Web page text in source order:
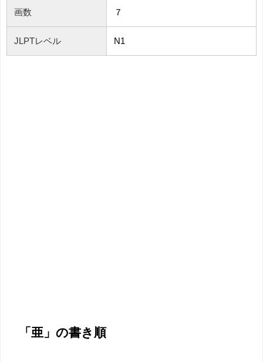
画数 ７
JLPTレベル N1
「亜」の書き順